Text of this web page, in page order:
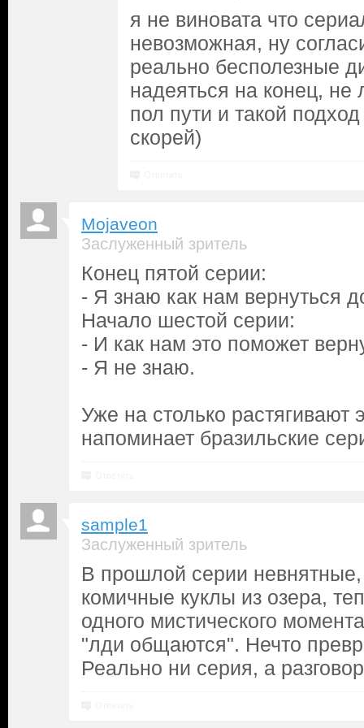
я не виновата что
невозможная, ну
реально бесполезные
надеяться на конец,
пол пути и такой
скорей)
Mojaveon
Заслуженный зритель
Конец пятой серии:
- Я знаю как нам вернуться
Начало шестой серии:
- И как нам это поможет
- Я не знаю.
Уже на столько растягивают
напоминает бразильские
sample1
Заслуженный зритель
В прошлой серии
комичные куклы из озера,
одного мистического
"лди общаются". Нечто
Реально ни серия, а